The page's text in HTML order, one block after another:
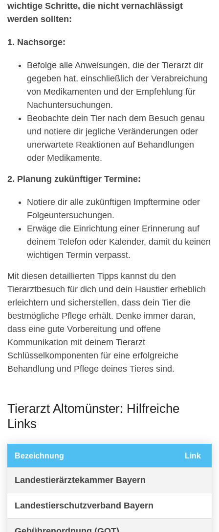
wichtige Schritte, die nicht vernachlässigt
werden sollten:
1. Nachsorge:
Befolge alle Anweisungen, die der Tierarzt dir
gegeben hat, einschließlich der Verabreichung
von Medikamenten und der Empfehlung für
Nachuntersuchungen.
Beobachte dein Tier nach dem Besuch genau
und notiere dir jegliche Veränderungen oder
unerwartete Reaktionen auf Behandlungen
oder Medikamente.
2. Planung zukünftiger Termine:
Notiere dir alle zukünftigen Impftermine oder
Folgeuntersuchungen.
Erwäge die Einrichtung einer Erinnerung auf
deinem Telefon oder Kalender, damit du keinen
wichtigen Termin verpasst.
Mit diesen detaillierten Tipps kannst du den
Tierarztbesuch für dich und dein Haustier erheblich
erleichtern und sicherstellen, dass dein Tier die
bestmögliche Pflege erhält. Denke immer daran,
dass eine gute Vorbereitung und offene
Kommunikation mit deinem Tierarzt
Schlüsselkomponenten für eine erfolgreiche
Behandlung und Pflege deines Tieres sind.
Tierarzt Altomünster: Hilfreiche
Links
Bezeichnung Link
Landestierärztekammer Bayern
Landestierschutzverband Bayern